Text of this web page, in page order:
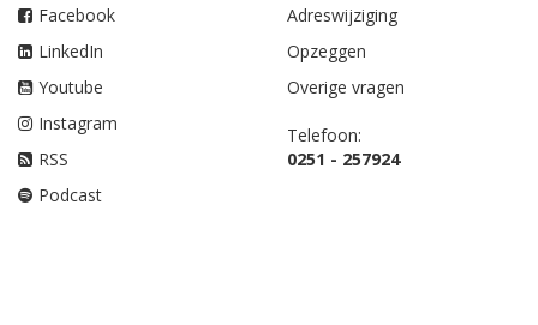
Facebook
LinkedIn
Youtube
Instagram
RSS
Podcast
Adreswijziging
Opzeggen
Overige vragen
Telefoon:
0251 - 257924